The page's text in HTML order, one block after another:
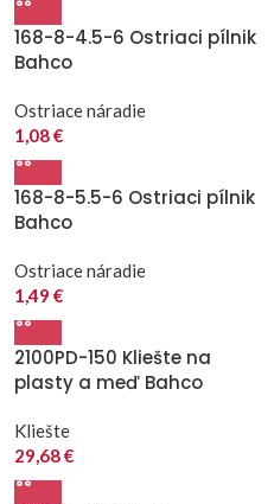
168-8-4.5-6 Ostriaci pílnik
Bahco
Ostriace náradie
1,08€
168-8-5.5-6 Ostriaci pílnik
Bahco
Ostriace náradie
1,49 €
2100PD-150 Kliešte na
plasty a meď Bahco
Kliešte
29,68€